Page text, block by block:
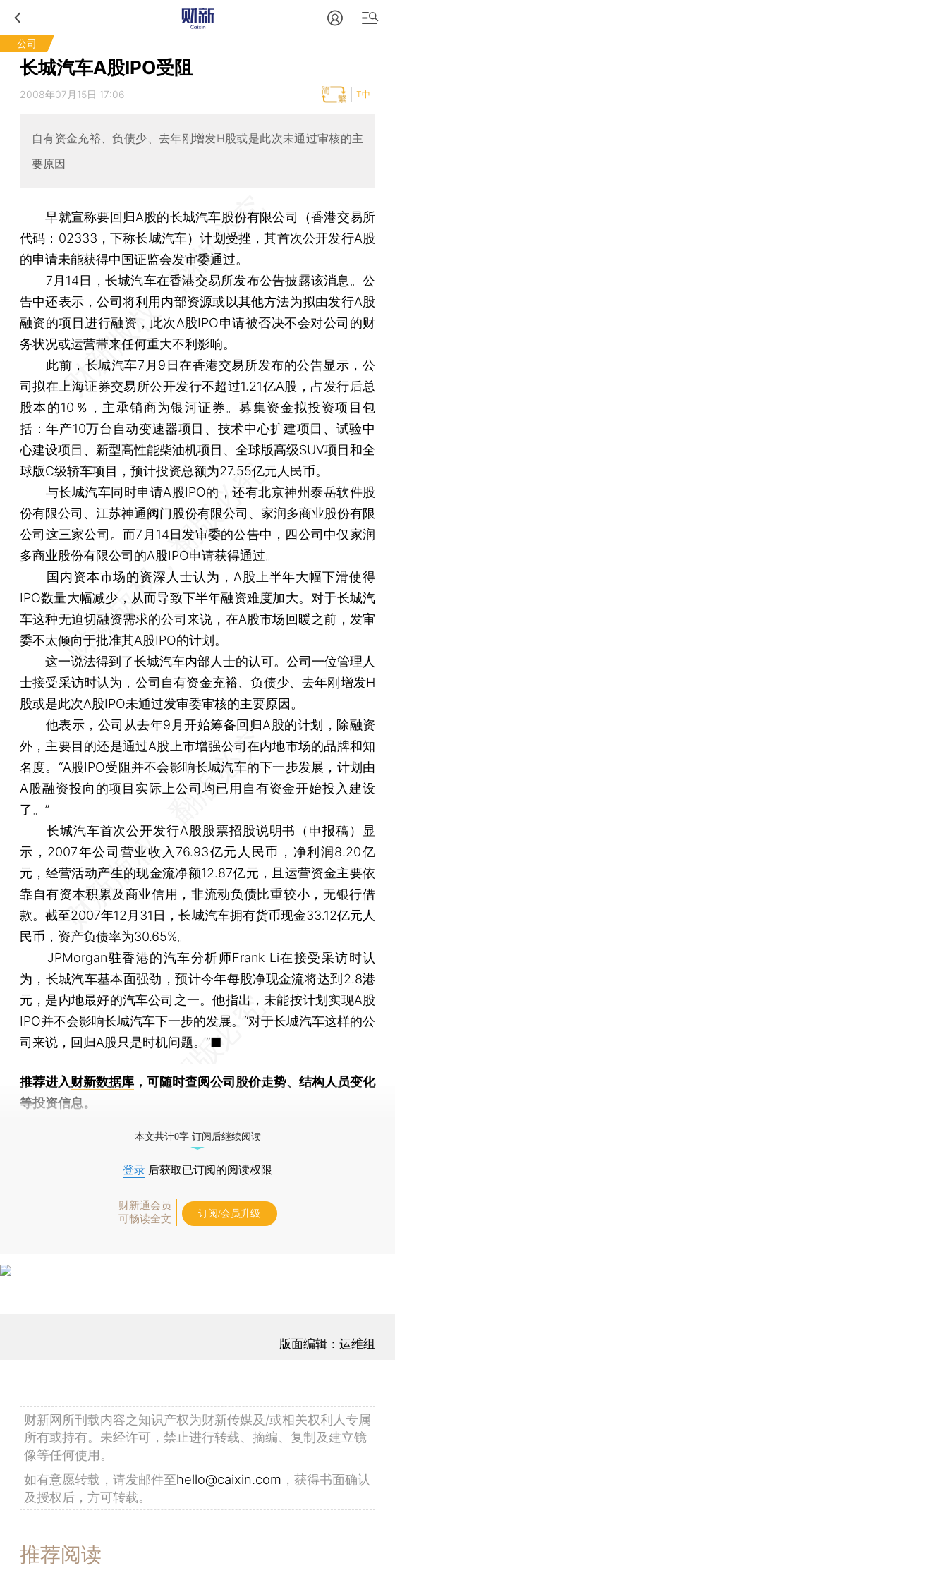
公司
长城汽车A股IPO受阻
2008年07月15日 17:06 T中
自有资金充裕、负债少、去年刚增发H股或是此次未通过审核的主
要原因
早就宣称要回归A股的长城汽车股份有限公司（香港交易所
代码：02333，下称长城汽车）计划受挫，其首次公开发行A股
的申请未能获得中国证监会发审委通过。
7月14日，长城汽车在香港交易所发布公告披露该消息。公
告中还表示，公司将利用内部资源或以其他方法为拟由发行A股
融资的项目进行融资，此次A股IPO申请被否决不会对公司的财
务状况或运营带来任何重大不利影响。
此前，长城汽车7月9日在香港交易所发布的公告显示，公
司拟在上海证券交易所公开发行不超过1.21亿A股，占发行后总
股本的10％，主承销商为银河证券。募集资金拟投资项目包
括：年产10万台自动变速器项目、技术中心扩建项目、试验中
心建设项目、新型高性能柴油机项目、全球版高级SUV项目和全
球版C级轿车项目，预计投资总额为27.55亿元人民币。
与长城汽车同时申请A股IPO的，还有北京神州泰岳软件股
份有限公司、江苏神通阀门股份有限公司、家润多商业股份有限
公司这三家公司。而7月14日发审委的公告中，四公司中仅家润
多商业股份有限公司的A股IPO申请获得通过。
国内资本市场的资深人士认为，A股上半年大幅下滑使得
IPO数量大幅减少，从而导致下半年融资难度加大。对于长城汽
车这种无迫切融资需求的公司来说，在A股市场回暖之前，发审
委不太倾向于批准其A股IPO的计划。
这一说法得到了长城汽车内部人士的认可。公司一位管理人
士接受采访时认为，公司自有资金充裕、负债少、去年刚增发H
股或是此次A股IPO未通过发审委审核的主要原因。
他表示，公司从去年9月开始筹备回归A股的计划，除融资
外，主要目的还是通过A股上市增强公司在内地市场的品牌和知
名度。“A股IPO受阻并不会影响长城汽车的下一步发展，计划由
A股融资投向的项目实际上公司均已用自有资金开始投入建设
了。”
长城汽车首次公开发行A股股票招股说明书（申报稿）显
示，2007年公司营业收入76.93亿元人民币，净利润8.20亿
元，经营活动产生的现金流净额12.87亿元，且运营资金主要依
靠自有资本积累及商业信用，非流动负债比重较小，无银行借
款。截至2007年12月31日，长城汽车拥有货币现金33.12亿元人
民币，资产负债率为30.65%。
JPMorgan驻香港的汽车分析师Frank Li在接受采访时认
为，长城汽车基本面强劲，预计今年每股净现金流将达到2.8港
元，是内地最好的汽车公司之一。他指出，未能按计划实现A股
IPO并不会影响长城汽车下一步的发展。“对于长城汽车这样的公
司来说，回归A股只是时机问题。”■
推荐进入财新数据库 ，可随时查阅公司股价走势、结构人员变化
等投资信息。
本文共计0字 订阅后继续阅读
登录 后获取已订阅的阅读权限
财新通会员
可畅读全文
订阅/会员升级
版面编辑：运维组
财新网所刊载内容之知识产权为财新传媒及/或相关权利人专属
所有或持有。未经许可，禁止进行转载、摘编、复制及建立镜
像等任何使用。
如有意愿转载，请发邮件至hello@caixin.com ，获得书面确认
及授权后，方可转载。
推荐阅读